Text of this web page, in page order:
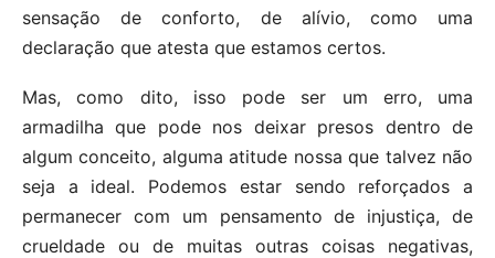
sensação de conforto, de alívio, como uma
declaração que atesta que estamos certos.
Mas, como dito, isso pode ser um erro, uma
armadilha que pode nos deixar presos dentro de
algum conceito, alguma atitude nossa que talvez não
seja a ideal. Podemos estar sendo reforçados a
permanecer com um pensamento de injustiça, de
crueldade ou de muitas outras coisas negativas,